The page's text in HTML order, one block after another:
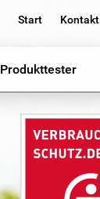
Start Kontakt
Produkttester